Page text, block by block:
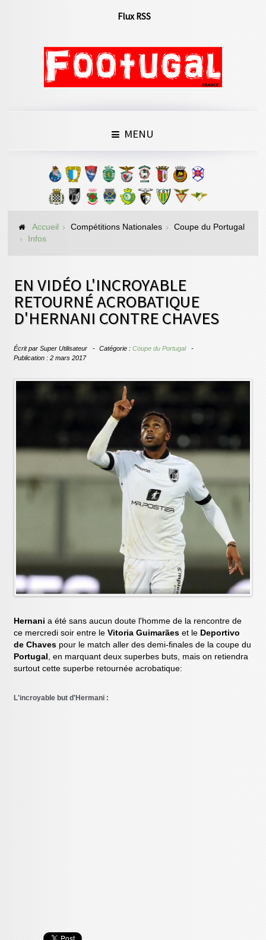
Flux RSS
MENU
Accueil Compétitions Nationales
Coupe du Portugal
Infos
EN VIDÉO L'INCROYABLE
RETOURNÉ ACROBATIQUE
D'HERNANI CONTRE CHAVES
Écrit parSuper Utilisateur Catégorie :Coupe du Portugal
Publication : 2 mars 2017
Hernania été sans aucun doute l'homme de la rencontre de
ce mercredi soir entre leVitoria Guimarães et le Deportivo
de Chaves pour le match aller des demi-finales de la coupe du
Portugal, en marquant deux superbes buts, mais on retiendra
surtout cette superbe retournée acrobatique:
L'incroyable but d'Hermani :